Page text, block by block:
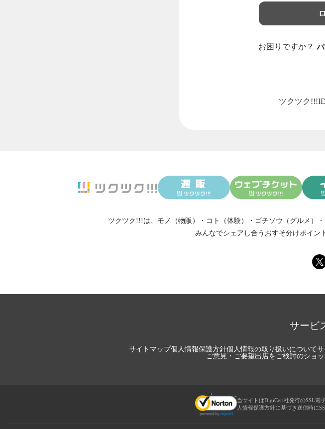
お困りですか？
ツクツク
ツクツク!!!は、 モノ（物販） ・ コト（体験） ・ ゴチソウ（グルメ） ・
みんなでシェアし合う おすそ分けポイン
サービ
サイトマップ個人情報保護方針個人情報の取り扱いについて
ご意見・ご要望出店をご検討のショ
当サイトはDigiCert社発行のSSL電
人情報保護方針に基づき送信時に